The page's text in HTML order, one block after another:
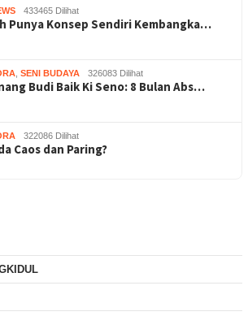
433465 Dilihat
Punya Konsep Sendiri Kembangka…
SENI BUDAYA 326083 Dilihat
Budi Baik Ki Seno: 8 Bulan Abs…
322086 Dilihat
Caos dan Paring?